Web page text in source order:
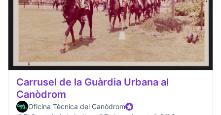
Carrusel de la Guàrdia Urbana al
Canòdrom
Oficina Tècnica del CanòdromOfficial participant